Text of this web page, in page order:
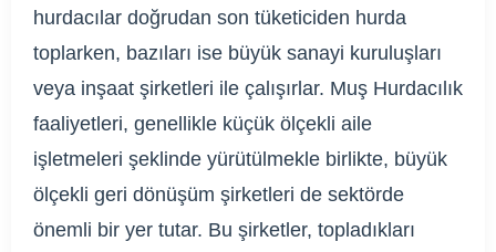
hurdacılar doğrudan son tüketiciden hurda
toplarken, bazıları ise büyük sanayi kuruluşları
veya inşaat şirketleri ile çalışırlar. Muş Hurdacılık
faaliyetleri, genellikle küçük ölçekli aile
işletmeleri şeklinde yürütülmekle birlikte, büyük
ölçekli geri dönüşüm şirketleri de sektörde
önemli bir yer tutar. Bu şirketler, topladıkları